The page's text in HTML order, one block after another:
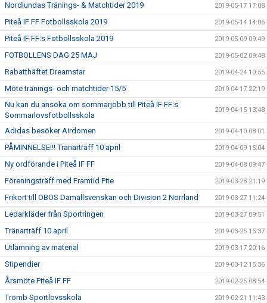
Nordlundas Tränings- & Matchtider 2019 2019-05-17 17:08
Piteå IF FF Fotbollsskola 2019 2019-05-14 14:06
Piteå IF FF:s Fotbollsskola 2019 2019-05-09 09:49
FOTBOLLENS DAG 25 MAJ 2019-05-02 09:48
Rabatthäftet Dreamstar 2019-04-24 10:55
Möte tränings- och matchtider 15/5 2019-04-17 22:19
Nu kan du ansöka om sommarjobb till Piteå IF FF:s
Sommarlovsfotbollsskola
2019-04-15 13:48
Adidas besöker Airdomen 2019-04-10 08:01
PÅMINNELSE!!! Tränarträff 10 april 2019-04-09 15:04
Ny ordförande i Piteå IF FF 2019-04-08 09:47
Föreningsträff med Framtid Pite 2019-03-28 21:19
Frikort till OBOS Damallsvenskan och Division 2 Norrland 2019-03-27 11:24
Ledarkläder från Sportringen 2019-03-27 09:51
Tränarträff 10 april 2019-03-25 15:37
Utlämning av material 2019-03-17 20:16
Stipendier 2019-03-12 15:36
Årsmöte Piteå IF FF 2019-02-25 08:54
Tromb Sportlovsskola 2019-02-21 11:43